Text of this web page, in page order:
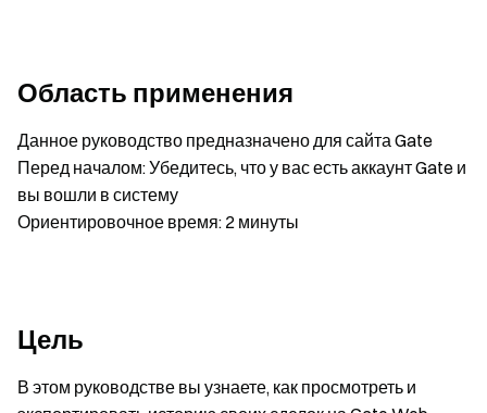
Область применения
Данное руководство предназначено для сайта Gate
Перед началом: Убедитесь, что у вас есть аккаунт Gate и
вы вошли в систему
Ориентировочное время: 2 минуты
Цель
В этом руководстве вы узнаете, как просмотреть и